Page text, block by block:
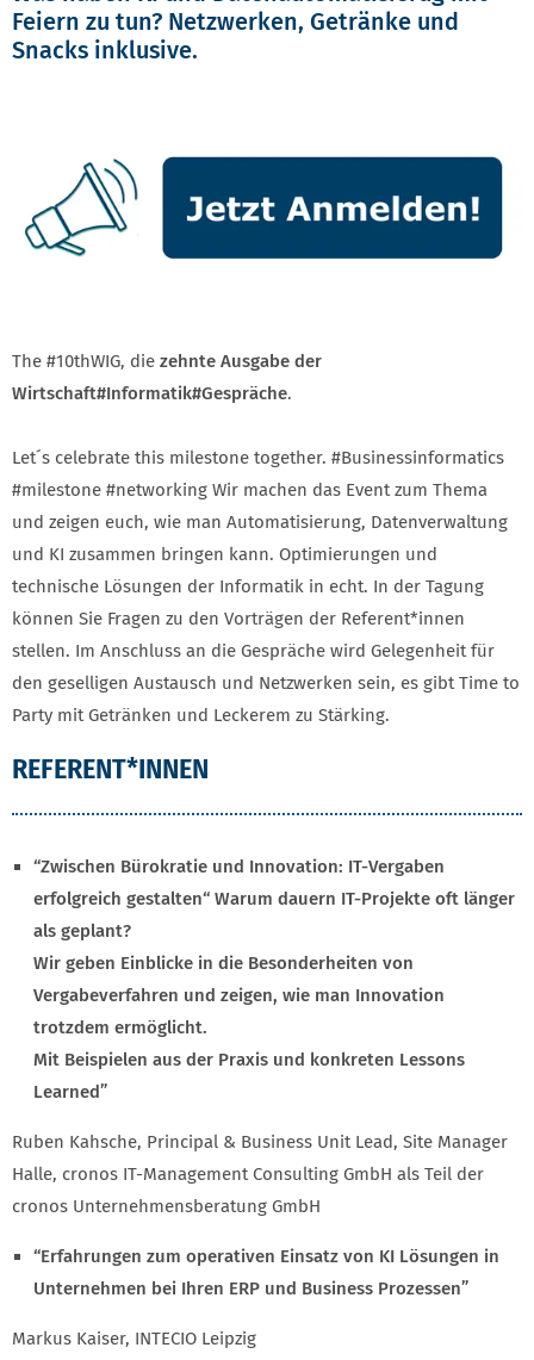
Feiern zu tun? Netzwerken, Getränke und
Snacks inklusive.
The #10thWIG, die zehnte Ausgabe der
Wirtschaft#Informatik#Gespräche.
Let´s celebrate this milestone together. #Businessinformatics
#milestone #networking Wir machen das Event zum Thema
und zeigen euch, wie man Automatisierung, Datenverwaltung
und KI zusammen bringen kann. Optimierungen und
technische Lösungen der Informatik in echt. In der Tagung
können Sie Fragen zu den Vorträgen der Referent*innen
stellen. Im Anschluss an die Gespräche wird Gelegenheit für
den geselligen Austausch und Netzwerken sein, es gibt Time to
Party mit Getränken und Leckerem zu Stärking.
REFERENT*INNEN
“Zwischen Bürokratie und Innovation: IT-Vergaben
erfolgreich gestalten“ Warum dauern IT-Projekte oft länger
als geplant?
Wir geben Einblicke in die Besonderheiten von
Vergabeverfahren und zeigen, wie man Innovation
trotzdem ermöglicht.
Mit Beispielen aus der Praxis und konkreten Lessons
Learned”
Ruben Kahsche, Principal & Business Unit Lead, Site Manager
Halle, cronos IT-Management Consulting GmbH als Teil der
cronos Unternehmensberatung GmbH
“Erfahrungen zum operativen Einsatz von KI Lösungen in
Unternehmen bei Ihren ERP und Business Prozessen”
Markus Kaiser, INTECIO Leipzig